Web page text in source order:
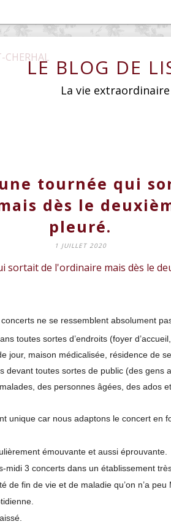
LE BLOG DE
La vie
tournée qui
dès le
pleuré.
1 JUILLET 2020
ne se ressemblent absolument
toutes sortes d’endroits (foyer
jour, maison médicalisée, résidence de
devant toutes sortes de public (des gens
des personnes âgées, des ados
unique car nous adaptons le concert en
émouvante et aussi éprouvante.
midi 3 concerts dans un établissement
de fin de vie et de maladie qu’on n’a peu